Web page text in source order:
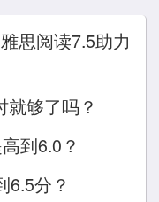
思阅读7.5助力
够了吗？
到6.0？
6.5分？